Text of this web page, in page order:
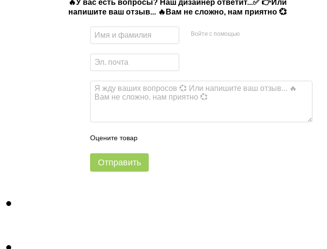
🔥У вас есть вопросы? Наш дизайнер ответит...✅ 👉Или
напишите ваш отзыв... 🔥Вам не сложно, нам приятно 💞
Войти с помощью
Оцените товар
Отправить